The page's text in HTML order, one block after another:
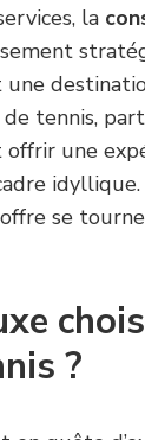
la
une
tennis,
une
se
?